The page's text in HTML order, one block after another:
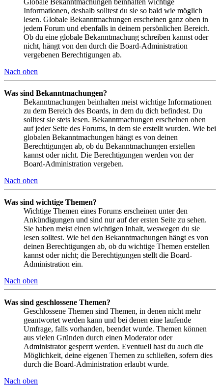
Globale Bekanntmachungen beinhalten wichtige
Informationen, deshalb solltest du sie so bald wie möglich
lesen. Globale Bekanntmachungen erscheinen ganz oben in
jedem Forum und ebenfalls in deinem persönlichen Bereich.
Ob du eine globale Bekanntmachung schreiben kannst oder
nicht, hängt von den durch die Board-Administration
vergebenen Berechtigungen ab.
Nach oben
Was sind Bekanntmachungen?
Bekanntmachungen beinhalten meist wichtige Informationen
zu dem Bereich des Boards, in dem du dich befindest. Du
solltest sie stets lesen. Bekanntmachungen erscheinen oben
auf jeder Seite des Forums, in dem sie erstellt wurden. Wie bei
globalen Bekanntmachungen hängt es von deinen
Berechtigungen ab, ob du Bekanntmachungen erstellen
kannst oder nicht. Die Berechtigungen werden von der
Board-Administration vergeben.
Nach oben
Was sind wichtige Themen?
Wichtige Themen eines Forums erscheinen unter den
Ankündigungen und sind nur auf der ersten Seite zu sehen.
Sie haben meist einen wichtigen Inhalt, weswegen du sie
lesen solltest. Wie bei den Bekanntmachungen hängt es von
deinen Berechtigungen ab, ob du wichtige Themen erstellen
kannst oder nicht; die Berechtigungen stellt die Board-
Administration ein.
Nach oben
Was sind geschlossene Themen?
Geschlossene Themen sind Themen, in denen nicht mehr
geantwortet werden kann und bei denen eine laufende
Umfrage, falls vorhanden, beendet wurde. Themen können
aus vielen Gründen durch einen Moderator oder
Administrator gesperrt werden. Eventuell hast du auch die
Möglichkeit, deine eigenen Themen zu schließen, sofern dies
durch die Board-Administration erlaubt wurde.
Nach oben